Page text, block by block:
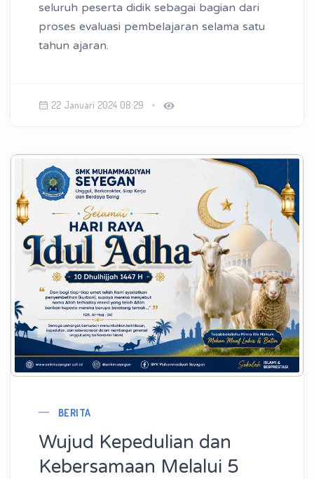
seluruh peserta didik sebagai bagian dari
proses evaluasi pembelajaran selama satu
tahun ajaran.
22 Januari 2024 08:29
BERITA
Wujud Kepedulian dan
Kebersamaan Melalui 5